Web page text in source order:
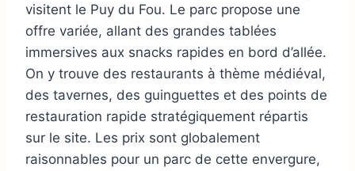
visitent le Puy du Fou. Le parc propose une
offre variée, allant des grandes tablées
immersives aux snacks rapides en bord d’allée.
On y trouve des restaurants à thème médiéval,
des tavernes, des guinguettes et des points de
restauration rapide stratégiquement répartis
sur le site. Les prix sont globalement
raisonnables pour un parc de cette envergure,